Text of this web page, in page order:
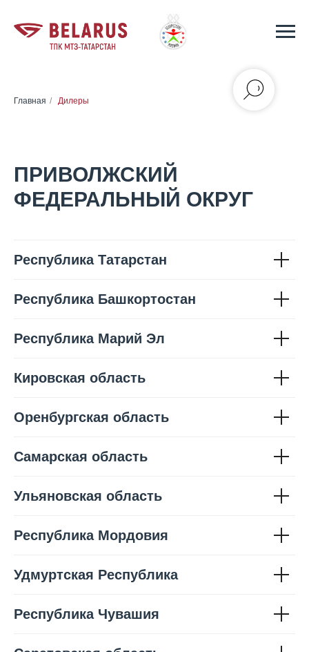
Главная / Дилеры
ПРИВОЛЖСКИЙ
ФЕДЕРАЛЬНЫЙ ОКРУГ
Республика Татарстан
Республика Башкортостан
Республика Марий Эл
Кировская область
Оренбургская область
Самарская область
Ульяновская область
Республика Мордовия
Удмуртская Республика
Республика Чувашия